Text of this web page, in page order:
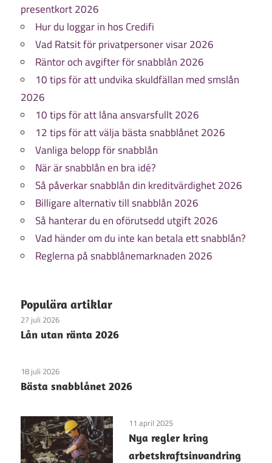
presentkort 2026
Hur du loggar in hos Credifi
Vad Ratsit för privatpersoner visar 2026
Räntor och avgifter för snabblån 2026
10 tips för att undvika skuldfällan med smslån
2026
10 tips för att låna ansvarsfullt 2026
12 tips för att välja bästa snabblånet 2026
Vanliga belopp för snabblån
När är snabblån en bra idé?
Så påverkar snabblån din kreditvärdighet 2026
Billigare alternativ till snabblån 2026
Så hanterar du en oförutsedd utgift 2026
Vad händer om du inte kan betala ett snabblån?
Reglerna på snabblånemarknaden 2026
Populära artiklar
27 juli 2026
Lån utan ränta 2026
18 juli 2026
Bästa snabblånet 2026
11 april 2025
Nya regler kring
arbetskraftsinvandring